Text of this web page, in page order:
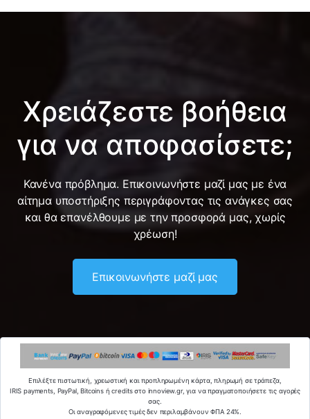
Χρειάζεστε βοήθεια
για να αποφασίσετε;
Κανένα πρόβλημα. Επικοινωνήστε μαζί μας με ένα
αίτημα υποστήριξης περιγράφοντας τις ανάγκες σας
και θα επανέλθουμε με την προσφορά μας, χωρίς
χρέωση!
Επικοινωνήστε μαζί μας
Επιλέξτε πιστωτική, χρεωστική και προπληρωμένη κάρτα, πληρωμή σε τράπεζα,
IRIS payments, PayPal, Bitcoins ή credits στο innoview.gr, για να πραγματοποιήσετε τις αγορές
σας.
Οι αναγραφόμενες τιμές δεν περιλαμβάνουν ΦΠΑ 24%.